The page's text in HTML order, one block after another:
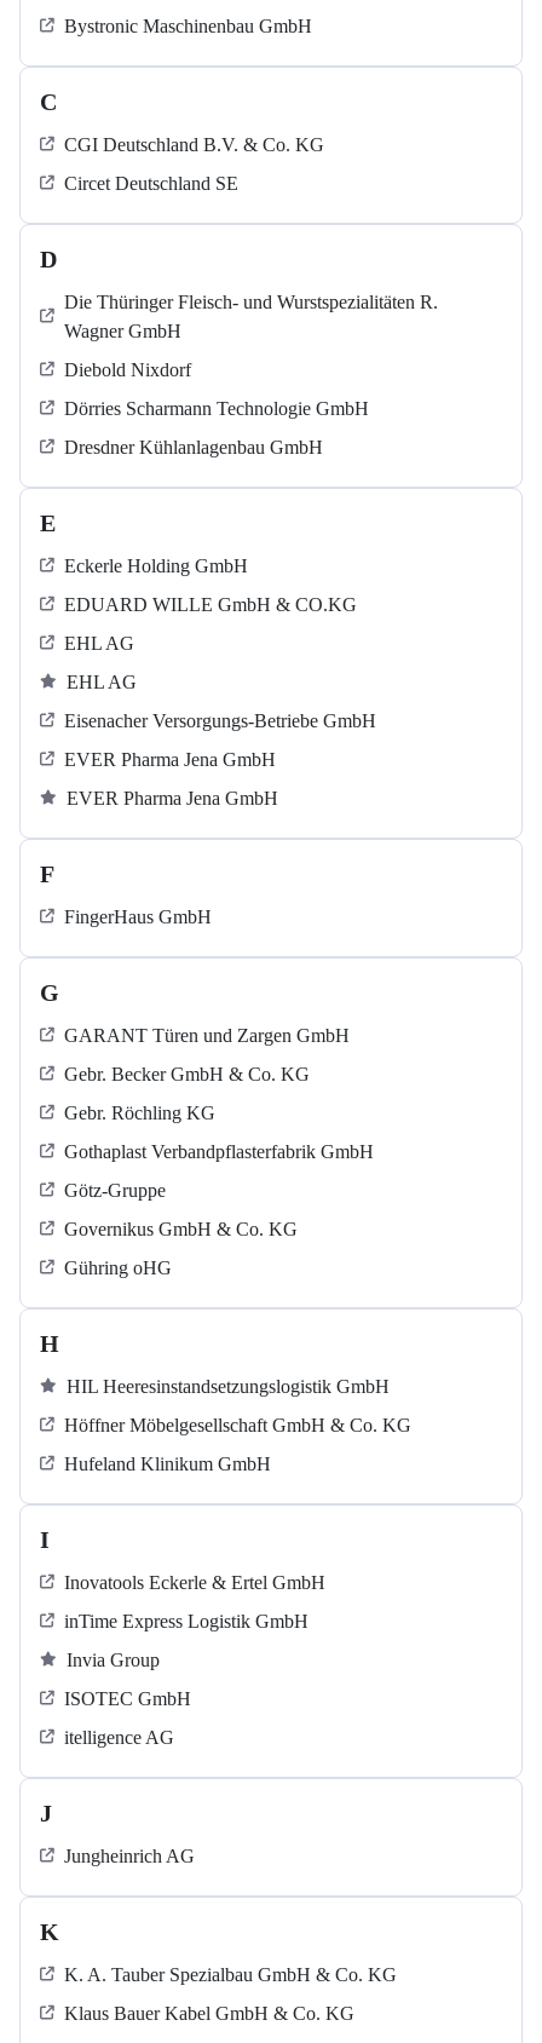
Bystronic Maschinenbau GmbH
C
CGI Deutschland B.V. & Co. KG
Circet Deutschland SE
D
Die Thüringer Fleisch- und Wurstspezialitäten R.
Wagner GmbH
Diebold Nixdorf
Dörries Scharmann Technologie GmbH
Dresdner Kühlanlagenbau GmbH
E
Eckerle Holding GmbH
EDUARD WILLE GmbH & CO.KG
EHL AG
EHL AG
Eisenacher Versorgungs-Betriebe GmbH
EVER Pharma Jena GmbH
EVER Pharma Jena GmbH
F
FingerHaus GmbH
G
GARANT Türen und Zargen GmbH
Gebr. Becker GmbH & Co. KG
Gebr. Röchling KG
Gothaplast Verbandpflasterfabrik GmbH
Götz-Gruppe
Governikus GmbH & Co. KG
Gühring oHG
H
HIL Heeresinstandsetzungslogistik GmbH
Höffner Möbelgesellschaft GmbH & Co. KG
Hufeland Klinikum GmbH
I
Inovatools Eckerle & Ertel GmbH
inTime Express Logistik GmbH
Invia Group
ISOTEC GmbH
itelligence AG
J
Jungheinrich AG
K
K. A. Tauber Spezialbau GmbH & Co. KG
Klaus Bauer Kabel GmbH & Co. KG